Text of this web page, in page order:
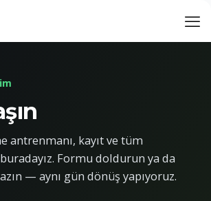
antrenmanı, kayıt ve tüm
Formu doldurun ya da
— aynı gün dönüş yapıyoruz.